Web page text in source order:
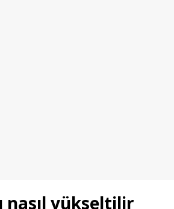
yükseltilir